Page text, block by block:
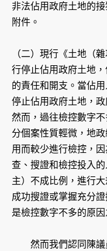
非法佔用政府土地的
附件。
（二）現行《土地（
行停止佔用政府土地
的責任和開支。當佔
停止佔用政府土地，
然而，過往檢控數字
分個案性質輕微，地
用而較少進行檢控，
查、搜證和檢控投入
主）不成比例，進行
成功搜證或掌握充分
是檢控數字不多的原因
然而我們認同陳議